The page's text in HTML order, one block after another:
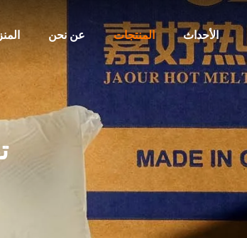
عن نحن المنتجات الأحداث